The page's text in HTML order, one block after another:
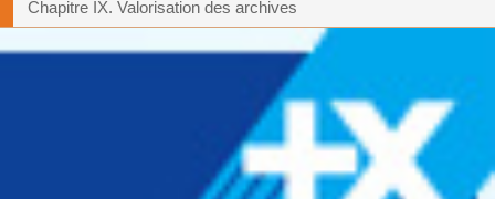
Chapitre IX. Valorisation des archives